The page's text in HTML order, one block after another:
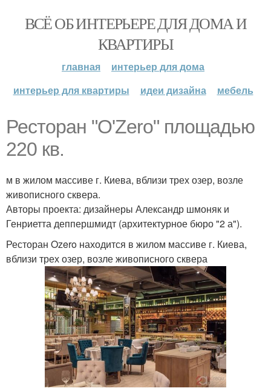
ВСЁ ОБ ИНТЕРЬЕРЕ ДЛЯ ДОМА И
КВАРТИРЫ
главная
интерьер для дома
интерьер для квартиры
идеи дизайна мебель
Ресторан "O'Zero" площадью
220 кв.
м в жилом массиве г. Киева, вблизи трех озер, возле
живописного сквера.
Авторы проекта: дизайнеры Александр шмоняк и
Генриетта деппершмидт (архитектурное бюро "2 а").
Ресторан Ozero находится в жилом массиве г. Киева,
вблизи трех озер, возле живописного сквера